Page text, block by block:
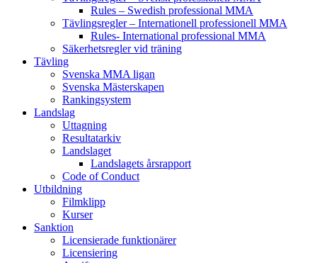
Rules – Swedish professional MMA
Tävlingsregler – Internationell professionell MMA
Rules- International professional MMA
Säkerhetsregler vid träning
Tävling
Svenska MMA ligan
Svenska Mästerskapen
Rankingsystem
Landslag
Uttagning
Resultatarkiv
Landslaget
Landslagets årsrapport
Code of Conduct
Utbildning
Filmklipp
Kurser
Sanktion
Licensierade funktionärer
Licensiering